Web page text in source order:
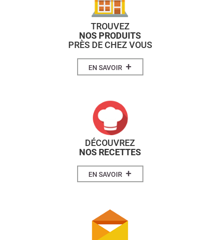
TROUVEZ
NOS PRODUITS
PRÈS DE CHEZ VOUS
EN SAVOIR +
DÉCOUVREZ
NOS RECETTES
EN SAVOIR +